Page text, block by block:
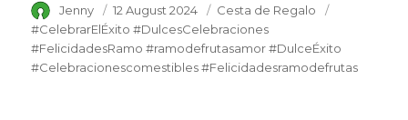
Author
Jenny
Posted
on
12 August 2024 Category
Cesta de Regalo
#CelebrarElÉxito #DulcesCelebraciones
#FelicidadesRamo #ramodefrutasamor #DulceÉxito
#Celebracionescomestibles #Felicidadesramodefrutas